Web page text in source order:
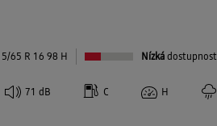
65 R 16 98 H Nízkádostupnost
71 dB C H